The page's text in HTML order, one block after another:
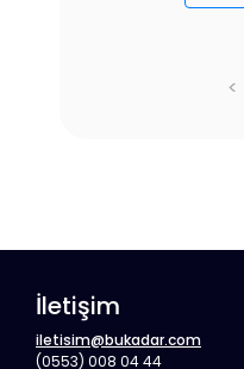
<
İletişim
iletisim@bukadar.com
(0553) 008 04 44